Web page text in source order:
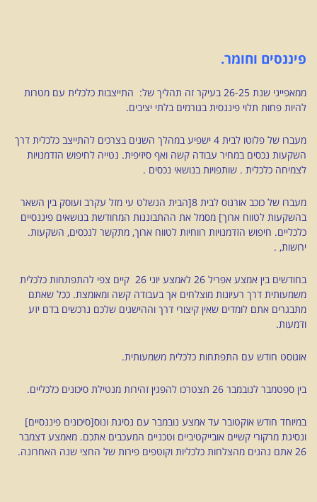
פיננסים וחומר.
ממאפייני שנת 26-25 בעיקר זה תהליך של: התייצבות כלכלית עם מטרות
להיות פחות תלוי פיננסית בגורמים בלתי יציבים.
מעברו של פלוטו לבית 4 ישפיע במהלך השנים בצרכים להתייצב כלכלית דרך
השקעות נכסים במחיר עבודה קשה ואף סיזיפית. נטייה לחיפוש הזדמנויות
לצמיחה כלכלית . שותפויות בנושאי נכסים .
מעברו של כוכב אורנוס לבית 8[הבית הנשלט עי מזל עקרב ועוסק בין השאר
בהשקעות לטווח ארוך] מסמל את ההתבוננות המחודשת בנושאים פיננסיים
כלכליים. חיפוש הזדמנויות רווחיות לטווח ארוך, מתקשר לנכסים, השקעות.
ירושות, .
בחודשים בין אמצע אפריל 26 לאמצע יוני 26 קיים צפי להתפתחות כלכלית
משמעותית דרך רעיונות מוצלחים אך בעבודה קשה ומאומצת. ככל שאתם
מתבגרים אתם לומדים שאין קיצורי דרך וההישגים שלכם נרכשים בדם יזע
ודמעות.
אוגוסט חודש עם התפתחות כלכלית משמעותית.
בין ספטמבר לנובמבר 26 תצטרכו להפגין זהירות מנטילת סיכונים כלכליים.
במיוחד חודש אוקטובר עד אמצע נובמבר עם נסיגת ונוס[סיכונים פיננסיים]
ונסיגת מרקורי קשיים אובייקטיביים וטכניים המעכבים אתכם. מאמצע דצמבר
26 אתם נהנים מהצלחות כלכליות וקוטפים פירות של החצי שנה האחרונה.